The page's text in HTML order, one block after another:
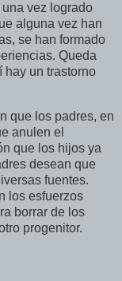
vez logrado
alguna vez han
se han formado
Queda
hay un trastorno
que los padres, en
anulen el
que los hijos ya
desean que
fuentes.
los esfuerzos
borrar de los
progenitor.